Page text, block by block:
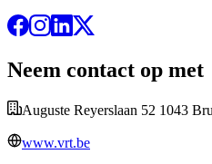
Neem contact op met
Auguste Reyerslaan 52 1043
www.vrt.be